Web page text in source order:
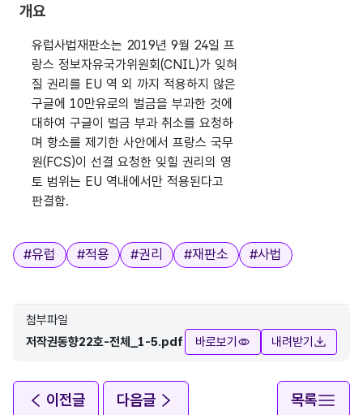
개요
유럽사법재판소는 2019년 9월 24일 프
랑스 정보자유국가위원회(CNIL)가 잊혀
질 권리를 EU 역 외 까지 적용하지 않은
구글에 10만유로의 벌금을 부과한 것에
대하여 구글이 벌금 부과 취소를 요청하
며 항소를 제기한 사안에서 프랑스 국무
원(FCS)이 선결 요청한 잊힐 권리의 영
토 범위는 EU 역내에서만 적용된다고
판결함.
태그
#유럽 #적용 #권리 #재판소 #사법
첨부파일
저작권동향22호-전체_1-5.pdf
바로보기 내려받기
이전글 다음글 목록